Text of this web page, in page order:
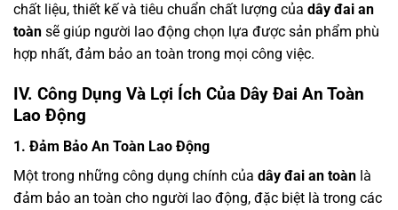
chất liệu, thiết kế và tiêu chuẩn chất lượng của dây đai an
toàn sẽ giúp người lao động chọn lựa được sản phẩm phù
hợp nhất, đảm bảo an toàn trong mọi công việc.
IV. Công Dụng Và Lợi Ích Của Dây Đai An Toàn
Lao Động
1. Đảm Bảo An Toàn Lao Động
Một trong những công dụng chính của dây đai an toàn là
đảm bảo an toàn cho người lao động, đặc biệt là trong các